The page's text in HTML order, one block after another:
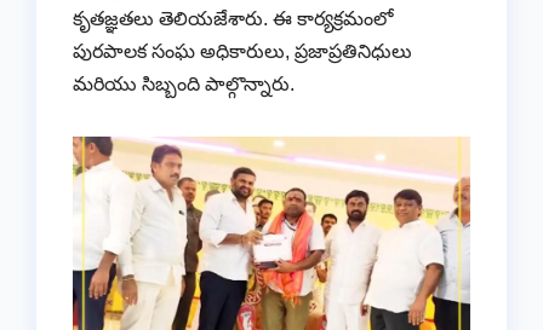
కృతజ్ఞతలు తెలియజేశారు. ఈ కార్యక్రమంలో
పురపాలక సంఘ అధికారులు, ప్రజాప్రతినిధులు
మరియు సిబ్బంది పాల్గొన్నారు.